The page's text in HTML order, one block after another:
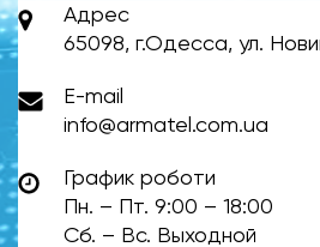
Адрес
65098, г.Одесса, ул.
E-mail
info@armatel.com.ua
График роботи
Пн. – Пт. 9:00 – 18:00
Сб. – Вс. Выходной